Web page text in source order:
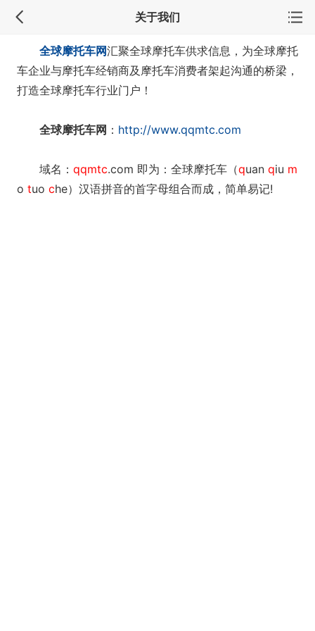
关于我们
全球摩托车网汇聚全球摩托车供求信息，为全球摩托
车企业与摩托车经销商及摩托车消费者架起沟通的桥梁，
打造全球摩托车行业门户！
全球摩托车网 ： http://www.qqmtc.com
域名： qqmtc.com 即为：全球摩托车（quan qiu m
o tuo che）汉语拼音的首字母组合而成，简单易记!